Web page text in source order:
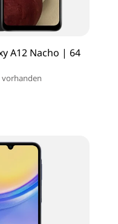
A12 Nacho | 64
vorhanden